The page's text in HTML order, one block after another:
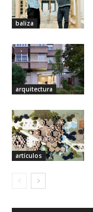
baliza
arquitectura
artículos